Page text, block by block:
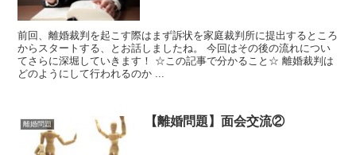
前回、離婚裁判を起こす際はまず訴状を家庭裁判所に提出するところ
からスタートする、とお話しましたね。 今回はその後の流れについ
てさらに深堀していきます！ ☆この記事で分かること☆ 離婚裁判は
どのようにして行われるのか ...
離婚問題 【離婚問題】面会交流②